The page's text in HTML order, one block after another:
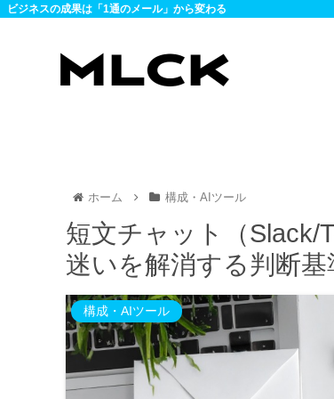
ビジネスの成果は「1通のメール」から変わる
ホーム 構成・AIツール
短文チャット（Slack/
迷いを解消する判断
構成・AIツール